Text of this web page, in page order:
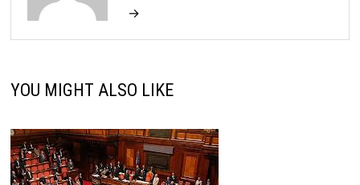
→
YOU MIGHT ALSO LIKE